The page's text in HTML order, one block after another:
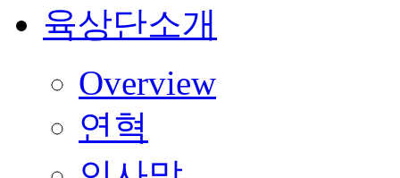
육상단소개
Overview
연혁